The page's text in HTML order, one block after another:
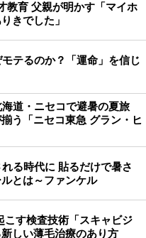
教育 父親が明かす「マイホ
きでした」
テるのか？「運命」を信じ
道・ニセコで避暑の夏旅
う「ニセコ東急 グラン・ヒ
る時代に 貼るだけで暑さ
とは～ファンケル
す検査技術「スキャビジ
しい薄毛治療のあり方